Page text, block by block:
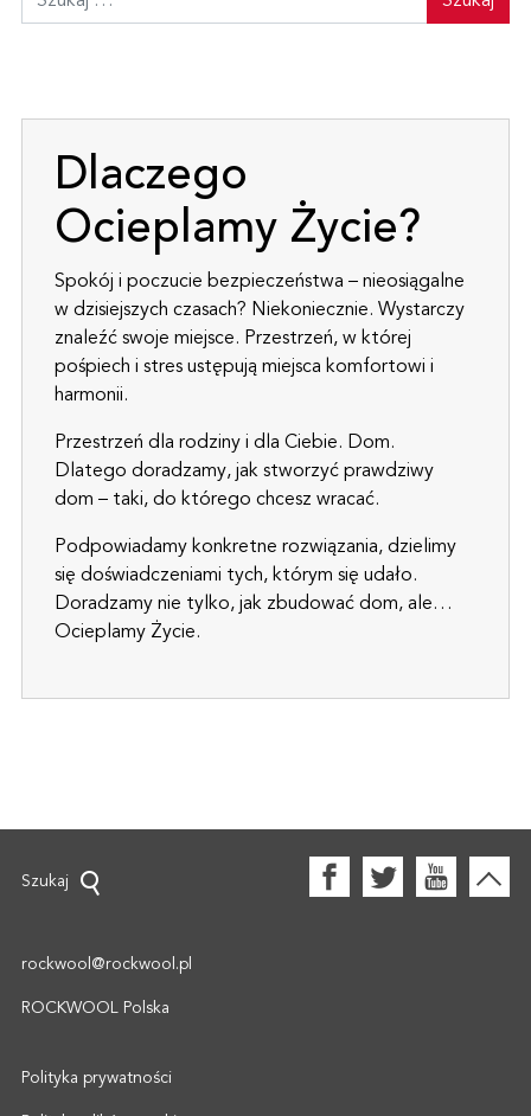
Dlaczego
Ocieplamy Życie?
Spokój i poczucie bezpieczeństwa – nieosiągalne
w dzisiejszych czasach? Niekoniecznie. Wystarczy
znaleźć swoje miejsce. Przestrzeń, w której
pośpiech i stres ustępują miejsca komfortowi i
harmonii.
Przestrzeń dla rodziny i dla Ciebie. Dom.
Dlatego doradzamy, jak stworzyć prawdziwy
dom – taki, do którego chcesz wracać.
Podpowiadamy konkretne rozwiązania, dzielimy
się doświadczeniami tych, którym się udało.
Doradzamy nie tylko, jak zbudować dom, ale…
Ocieplamy Życie.
Szukaj
rockwool@rockwool.pl
ROCKWOOL Polska
Polityka prywatności